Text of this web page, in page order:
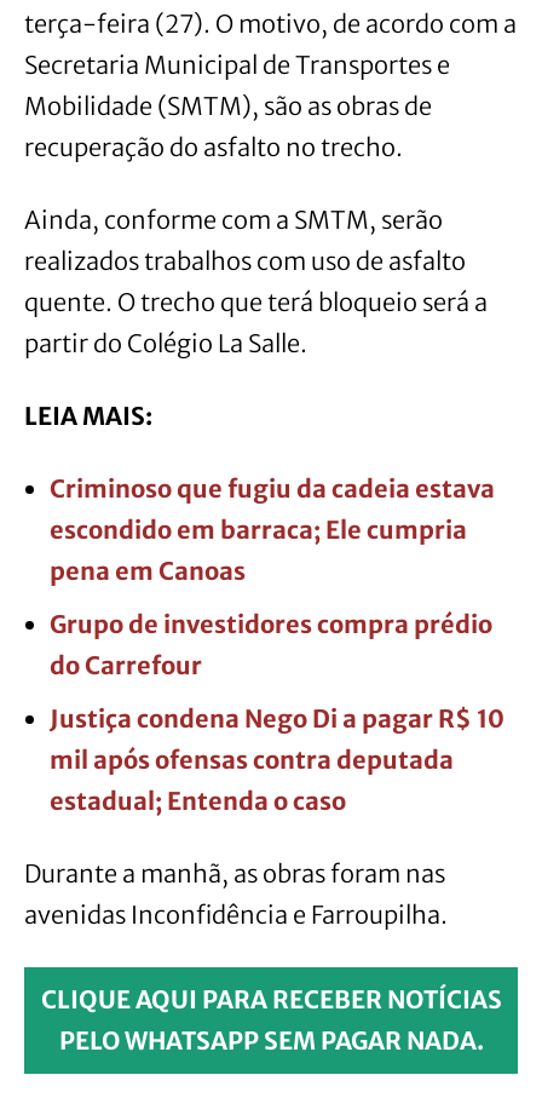
terça-feira (27). O motivo, de acordo com a
Secretaria Municipal de Transportes e
Mobilidade (SMTM), são as obras de
recuperação do asfalto no trecho.
Ainda, conforme com a SMTM, serão
realizados trabalhos com uso de asfalto
quente. O trecho que terá bloqueio será a
partir do Colégio La Salle.
LEIA MAIS:
Criminoso que fugiu da cadeia estava
escondido em barraca; Ele cumpria
pena em Canoas
Grupo de investidores compra prédio
do Carrefour
Justiça condena Nego Di a pagar R$ 10
mil após ofensas contra deputada
estadual; Entenda o caso
Durante a manhã, as obras foram nas
avenidas Inconfidência e Farroupilha.
CLIQUE AQUI PARA RECEBER NOTÍCIAS
PELO WHATSAPP SEM PAGAR NADA.